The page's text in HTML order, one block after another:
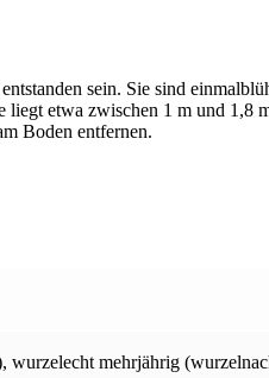
sein. Sie sind
etwa zwischen 1 m und 1,8
Boden entfernen.
, wurzelecht mehrjährig